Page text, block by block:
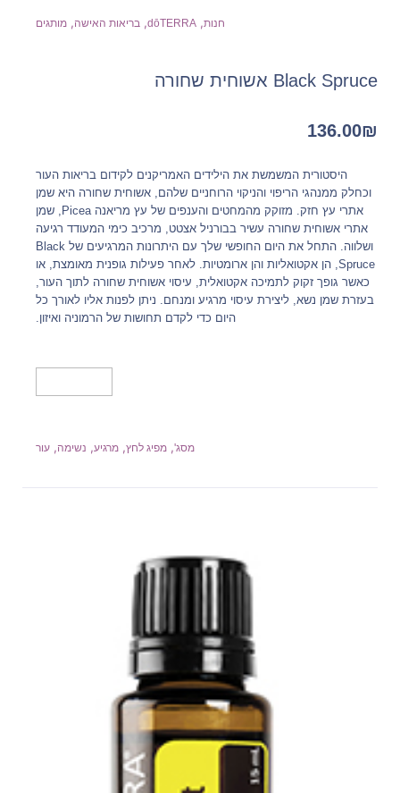
חנות,
dōTERRA
, בריאות האישה, מותגים
Black Spruce אשוחית שחורה
136.00₪
היסטורית המשמשת את הילידים האמריקנים לקידום בריאות העור
וכחלק ממנהגי הריפוי והניקוי הרוחניים שלהם, אשוחית שחורה היא שמן
אתרי עץ חזק. מזוקק מהמחטים והענפים של עץ מריאנה Picea, שמן
אתרי אשוחית שחורה עשיר בבורניל אצטט, מרכיב כימי המעודד רגיעה
ושלווה. התחל את היום החופשי שלך עם היתרונות המרגיעים של Black
Spruce, הן אקטואליות והן ארומטיות. לאחר פעילות גופנית מאומצת, או
כאשר גופך זקוק לתמיכה אקטואלית, עיסוי אשוחית שחורה לתוך העור,
בעזרת שמן נשא, ליצירת עיסוי מרגיע ומנחם. ניתן לפנות אליו לאורך כל
היום כדי לקדם תחושות של הרמוניה ואיזון.
מסג', מפיג לחץ, מרגיע, נשימה, עור